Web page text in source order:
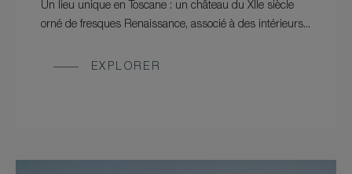
Un lieu unique en Toscane : un château du XIIe siècle
orné de fresques Renaissance, associé à des intérieurs...
EXPLORER